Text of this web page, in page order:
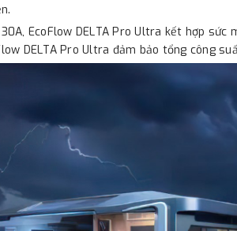
EcoFlow DELTA Pro Ultra kết hợp
DELTA Pro Ultra đảm bảo tổng công